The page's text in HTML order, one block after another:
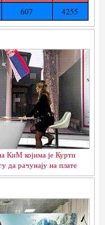
607 4255
КиМ којима је Курти
да рачунају на плате